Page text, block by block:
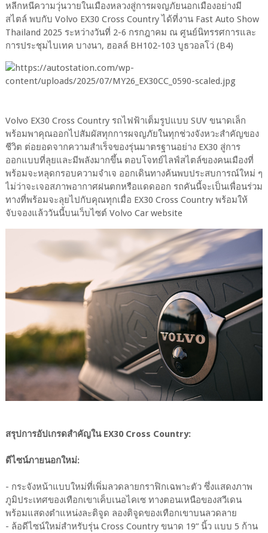
หลีกหนีความวุ่นวายในเมืองหลวงสู่การผจญภัยนอกเมืองอย่างมี
สไตล์ พบกับ Volvo EX30 Cross Country ได้ที่งาน Fast Auto Show
Thailand 2025 ระหว่างวันที่ 2-6 กรกฎาคม ณ ศูนย์นิทรรศการและ
การประชุมไบเทค บางนา, ฮอลล์ BH102-103 บูธวอลโว่ (B4)
Volvo EX30 Cross Country รถไฟฟ้าเต็มรูปแบบ SUV ขนาดเล็ก
พร้อมพาคุณออกไปสัมผัสทุกการผจญภัยในทุกช่วงจังหวะสำคัญของ
ชีวิต ต่อยอดจากความสำเร็จของรุ่นมาตรฐานอย่าง EX30 สู่การ
ออกแบบที่ลุยและมีพลังมากขึ้น ตอบโจทย์ไลฟ์สไตล์ของคนเมืองที่
พร้อมจะหลุดกรอบความจำเจ ออกเดินทางค้นพบประสบการณ์ใหม่ ๆ
ไม่ว่าจะเจอสภาพอากาศฝนตกหรือแดดออก รถคันนี้จะเป็นเพื่อนร่วม
ทางที่พร้อมจะลุยไปกับคุณทุกเมื่อ EX30 Cross Country พร้อมให้
จับจองแล้ววันนี้บนเว็บไซต์ Volvo Car website
สรุปการอัปเกรดสำคัญใน EX30 Cross Country:
ดีไซน์ภายนอกใหม่:
- กระจังหน้าแบบใหม่ที่เพิ่มลวดลายกราฟิกเฉพาะตัว ซึ่งแสดงภาพ
ภูมิประเทศของเทือกเขาเค็บเนอไคเซ ทางตอนเหนือของสวีเดน
พร้อมแสดงตำแหน่งละติจูด ลองติจูดของเทือกเขาบนลวดลาย
- ล้อดีไซน์ใหม่สำหรับรุ่น Cross Country ขนาด 19” นิ้ว แบบ 5 ก้าน